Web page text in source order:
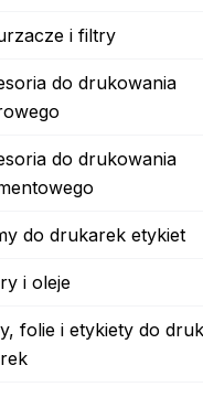
i filtry
do drukowania
do drukowania
do drukarek etykiet
i oleje
folie i etykiety do